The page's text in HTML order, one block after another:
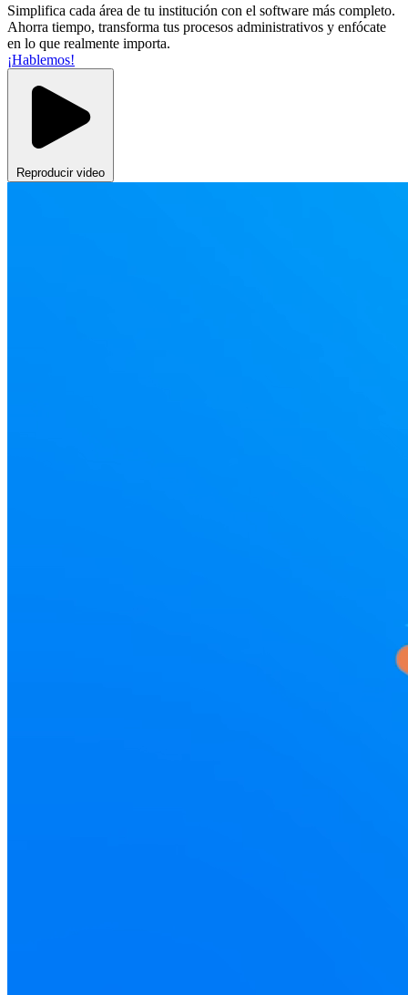
Simplifica cada área de tu institución con el software más completo.
Ahorra tiempo, transforma tus procesos administrativos y enfócate
en lo que realmente importa.
¡Hablemos!
Reproducir video